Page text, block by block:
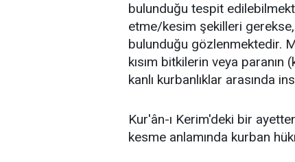
bulunduğu tespit
etme/kesim şekilleri gerekse,
bulunduğu gözlenmektedir.
kısım bitkilerin veya paranın
kanlı kurbanlıklar arasında
Kur'ân-ı Kerim'deki bir
kesme anlamında kurban